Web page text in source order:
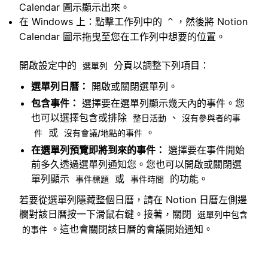
Calendar 圖示顯示出來。
在 Windows 上：點擊工作列中的 ^ ，然後將 Notion
Calendar 圖示拖曳至您在工作列中想要的位置。
開啟設定中的 選單列
分頁以調整下列項目：
選單列日曆：
開啟或關閉選單列。
包含事件： 選擇要在選單列顯示幾天內的事件。您
也可以選擇包含或排除 整日活動 、 沒有參與者的事
件
或 沒有會議/地點的事件 。
在選單列預覽即將到來的事件： 選擇要在事件開始
前多久透過選單列通知您。您也可以開啟或關閉選
單列顯示 事件標題 或 事件時間
的功能。
若要從選單列隱藏整個日曆，請在 Notion 日曆左側邊
欄對該日曆按一下滑鼠右鍵。接著，關閉
選單列中包含
的事件 。這也會關閉該日曆的會議開始通知。